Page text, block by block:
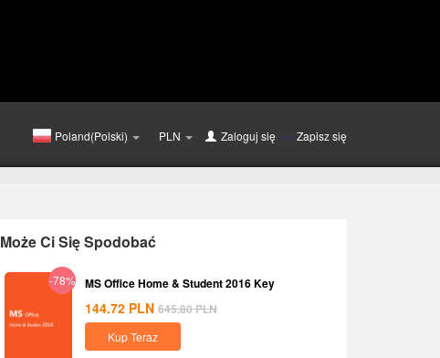
Poland(Polski) PLN Zaloguj się lub Zapisz się
Może Ci Się Spodobać
-78% MS Office Home & Student 2016 Key
144.72 PLN 645.80PLN
Kup Teraz